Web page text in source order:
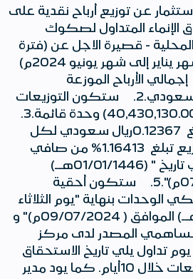
عن توزيع أرباح نقدية على
المتداول لصكوك
- قصيرة الاجل عن (فترة
استحقاق الأرباح من شهر يناير إلى شهر يونيو 2024م)
التالي :1. إجمالي الأرباح الموزعة
5,000,000.00ريال سعودي.2. ستكون التوزيعات
النقدية على أساس (40,430,130.00) وحدة قائمة.3.
قيمة الربح الموزع يبلغ 0.12367ريال سعودي لكل
وحدة .4. نسبة التوزيع تبلغ 1.16413% من صافي
قيمة الأصول كما في تاريخ " (01/01/1446هــ)
الموافق (07/07/2024م)".5. ستكون أحقية
الوحدات بنهاية "يوم الثلاثاء
بتاريخ (03/01/1446هــ) الموافق ( 09/07/2024م)" و
المصدر لدى مركز
تداول يلي تاريخ الاستحقاق
.6. سيتم دفع التوزيعات خلال 10أيام. كما يود مدير